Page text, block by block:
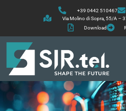
+39 0442 510467
Via Molino di Sopra, 55/A –
Download